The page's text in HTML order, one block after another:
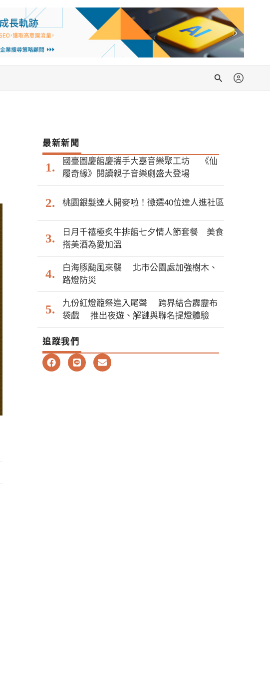
搜
最新新聞
國臺圖慶館慶攜手大嘉音樂聚工坊 《仙
履奇緣》閱讀親子音樂劇盛大登場
桃園銀髮達人開麥啦！徵選40位達人進社區
日月千禧極炙牛排館七夕情人節套餐 美食
搭美酒為愛加溫
白海豚颱風來襲 北市公園處加強樹木、
路燈防災
九份紅燈籠祭進入尾聲 跨界結合霹靂布
袋戲 推出夜遊、解謎與聯名提燈體驗
追蹤我們
F
a
L
i
E
n